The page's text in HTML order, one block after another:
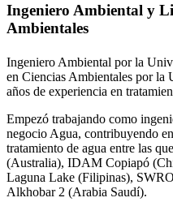
Ingeniero Ambiental y
Ambientales
Ingeniero Ambiental por la
en Ciencias Ambientales por la
años de experiencia en
Empezó trabajando como
negocio Agua, contribuyendo
tratamiento de agua entre las
(Australia), IDAM Copiapó
Laguna Lake (Filipinas),
Alkhobar 2 (Arabia Saudí).